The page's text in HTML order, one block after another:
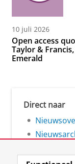
10 juli 2026
Open access
Taylor &
Emerald
Direct naar